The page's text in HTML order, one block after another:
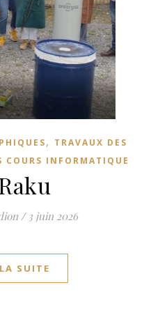
, TRAVAUX DES
COURS INFORMATIQUE
/ 3 juin 2026
SUITE